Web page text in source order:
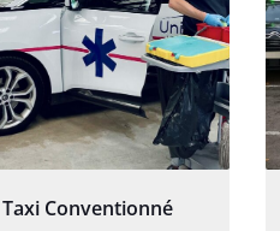
Taxi Conventionné
s’est bien déroulé.
à l’écoute et
patient.